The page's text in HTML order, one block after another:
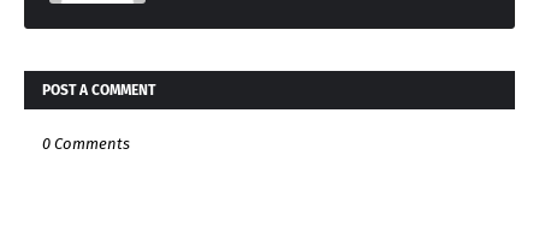
POST A COMMENT
0 Comments